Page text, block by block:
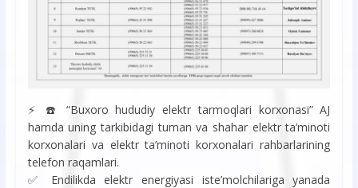
⚡️ ☎️ “Buxoro hududiy elektr tarmoqlari korxonasi” AJ
hamda uning tarkibidagi tuman va shahar elektr ta’minoti
korxonalari va elektr ta’minoti korxonalari rahbarlarining
telefon raqamlari.
✅ Endilikda elektr energiyasi iste’molchilariga yanada